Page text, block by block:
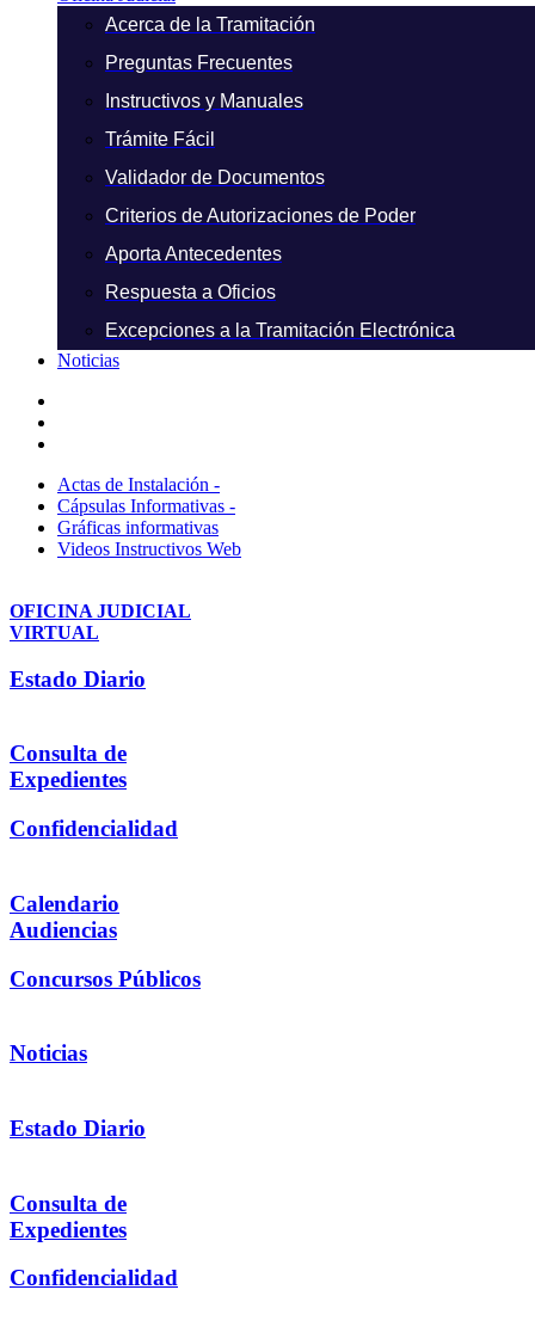
Acerca de la Tramitación
Preguntas Frecuentes
Instructivos y Manuales
Trámite Fácil
Validador de Documentos
Criterios de Autorizaciones de Poder
Aporta Antecedentes
Respuesta a Oficios
Excepciones a la Tramitación Electrónica
Noticias
Actas de Instalación -
Cápsulas Informativas -
Gráficas informativas
Videos Instructivos Web
OFICINA JUDICIAL
VIRTUAL
Estado Diario
Consulta de
Expedientes
Confidencialidad
Calendario
Audiencias
Concursos Públicos
Noticias
Estado Diario
Consulta de
Expedientes
Confidencialidad